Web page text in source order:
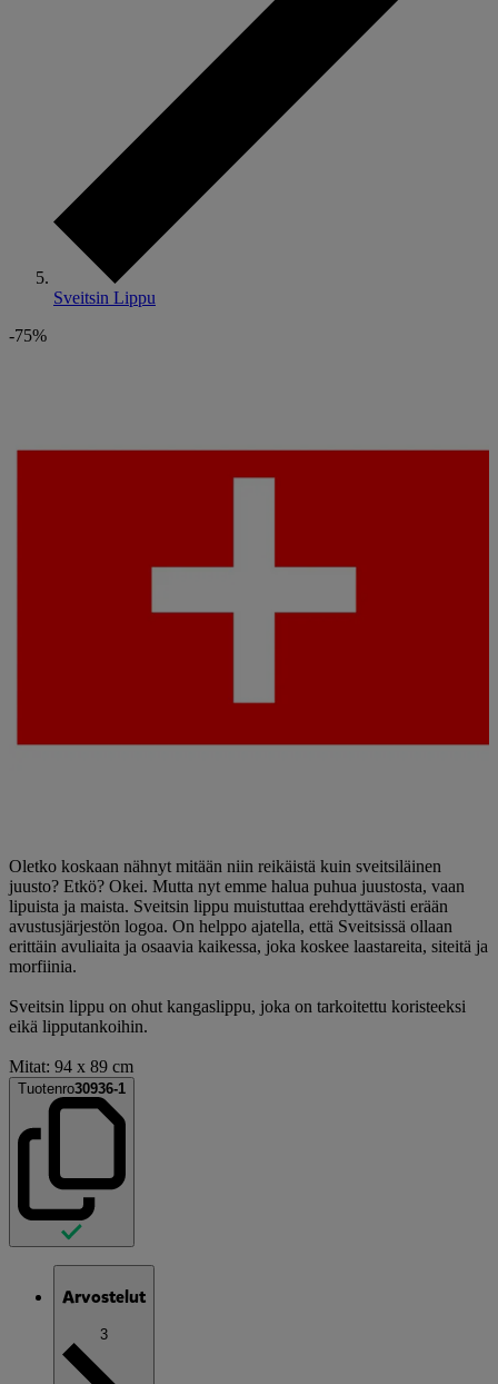
Sveitsin Lippu
-75%
Oletko koskaan nähnyt mitään niin reikäistä kuin sveitsiläinen
juusto? Etkö? Okei. Mutta nyt emme halua puhua juustosta, vaan
lipuista ja maista. Sveitsin lippu muistuttaa erehdyttävästi erään
avustusjärjestön logoa. On helppo ajatella, että Sveitsissä ollaan
erittäin avuliaita ja osaavia kaikessa, joka koskee laastareita, siteitä ja
morfiinia.
Sveitsin lippu on ohut kangaslippu, joka on tarkoitettu koristeeksi
eikä lipputankoihin.
Mitat: 94 x 89 cm
Tuotenro30936-1
Arvostelut
3